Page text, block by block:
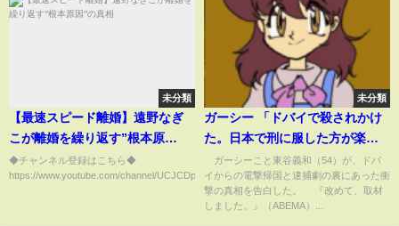
未分類
【最速スピード離婚】遠野なぎ
こが離婚を繰り返す”根本原
因”の真相
◆チャンネル登録はこちら◆
https://www.youtube.com/channel/UCJCDpN3lo1gd0o6LUuD7_Ew...
未分類
ガーシー 「ドバイで殺されかけ
た。日本で刑に服した方が楽や
った」 未だ謎に包まれた帰国の
真相と命の危機(ABEMA TIMES)
ガーシーこと東谷義和（54）が、ドバ
イからの電撃帰国と逮捕劇の裏にあった衝
撃の真相を告白した。 『改めて、取材
しました。』（ABEMA）...